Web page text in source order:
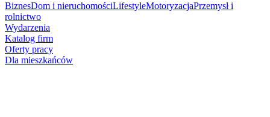
BiznesDom i nieruchomościLifestyleMotoryzacjaPrzemysł i
rolnictwo
Wydarzenia
Katalog firm
Oferty pracy
Dla mieszkańców